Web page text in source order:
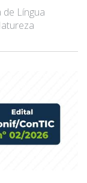
Língua